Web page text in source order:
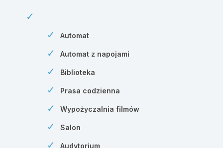
Automat
Automat z napojami
Biblioteka
Prasa codzienna
Wypożyczalnia filmów
Salon
Audytorium